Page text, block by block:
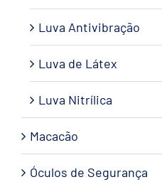
Luva Antivibração
Luva de Látex
Luva Nitrílica
Macacão
Óculos de Segurança